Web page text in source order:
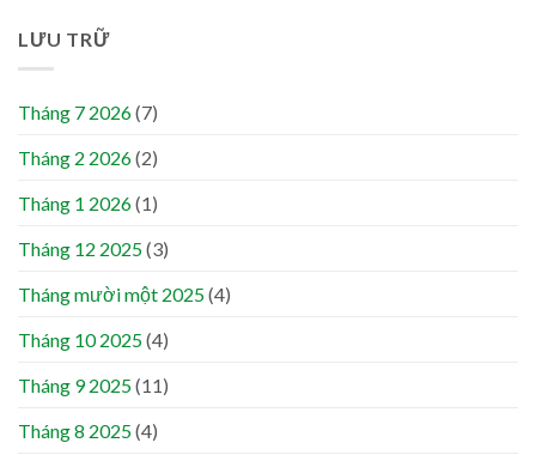
LƯU TRỮ
Tháng 7 2026(7)
Tháng 2 2026(2)
Tháng 1 2026(1)
Tháng 12 2025(3)
Tháng mười một 2025(4)
Tháng 10 2025(4)
Tháng 9 2025(11)
Tháng 8 2025(4)